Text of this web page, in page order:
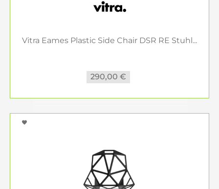
Vitra Eames Plastic Side Chair DSR RE Stuhl...
290,00 €